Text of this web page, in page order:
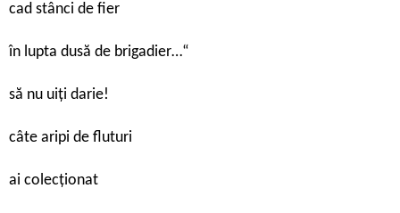
cad stânci de fier
în lupta dusă de brigadier…“
să nu uiți darie!
câte aripi de fluturi
ai colecționat